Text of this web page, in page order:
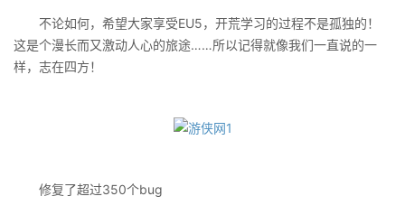
不论如何，希望大家享受EU5，开荒学习的过程不是孤独的！
这是个漫长而又激动人心的旅途……所以记得就像我们一直说的一
样，志在四方！
修复了超过350个bug